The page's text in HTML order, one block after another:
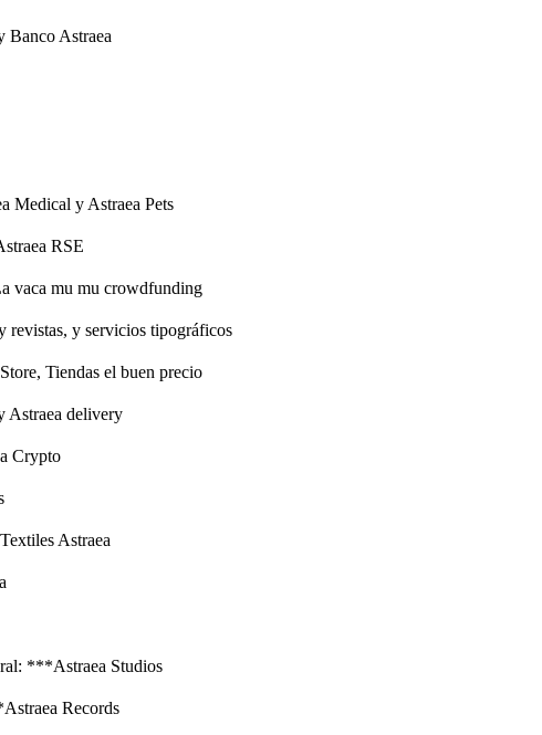
Banco Astraea
Medical y Astraea Pets
RSE
vaca mu mu crowdfunding
y servicios tipográficos
Tiendas el buen precio
delivery
Crypto
Astraea
***Astraea Studios
Records